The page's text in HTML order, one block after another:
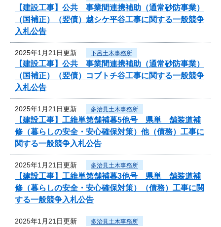
【建設工事】公共 事業間連携補助（通常砂防事業）
（国補正）（翌債）越シケ平谷工事に関する一般競争
入札公告
2025年1月21日更新 下呂土木事務所
【建設工事】公共 事業間連携補助（通常砂防事業）
（国補正）（翌債）コブトチ谷工事に関する一般競争
入札公告
2025年1月21日更新 多治見土木事務所
【建設工事】工維単第舗補暮5他号 県単 舗装道補
修（暮らしの安全・安心確保対策）他（債務）工事に
関する一般競争入札公告
2025年1月21日更新 多治見土木事務所
【建設工事】工維単第舗補暮3他号 県単 舗装道補
修（暮らしの安全・安心確保対策）（債務）工事に関
する一般競争入札公告
2025年1月21日更新 多治見土木事務所